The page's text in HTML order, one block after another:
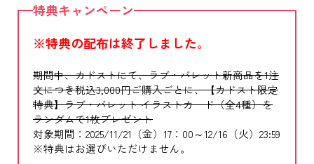
特典キャンペーン
※特典の配布は終了しました。
期間中、カドストにて、ラブ・バレット新商品を1注
文につき税込3,000円ご購入ごとに、【カドスト限定
特典】ラブ・バレット イラストカード（全4種）を
ランダムで1枚プレゼント
対象期間：2025/11/21（金）17：00～12/16（火）23:59
※特典はお選びいただけません。